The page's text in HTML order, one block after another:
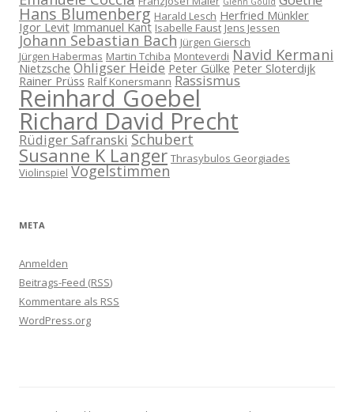
Hans Blumenberg Harald Lesch Herfried Münkler
Igor Levit Immanuel Kant Isabelle Faust Jens Jessen
Johann Sebastian Bach Jürgen Giersch
Jürgen Habermas Martin Tchiba Monteverdi Navid Kermani
Nietzsche Ohligser Heide Peter Gülke Peter Sloterdijk
Rainer Prüss Ralf Konersmann Rassismus
Reinhard Goebel
Richard David Precht
Rüdiger Safranski Schubert
Susanne K Langer Thrasybulos Georgiades
Violinspiel Vogelstimmen
META
Anmelden
Beitrags-Feed (RSS)
Kommentare als RSS
WordPress.org